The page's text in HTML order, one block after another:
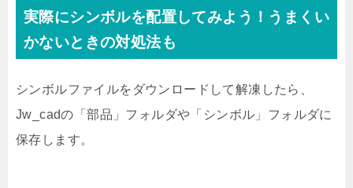
実際にシンボルを配置してみよう！うまくい
かないときの対処法も
シンボルファイルをダウンロードして解凍したら、
Jw_cadの「部品」フォルダや「シンボル」フォルダに
保存します。